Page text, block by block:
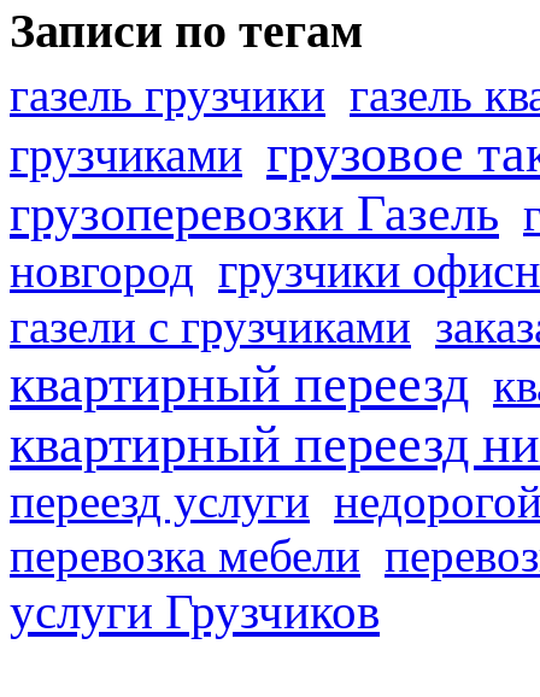
Записи по тегам
газель грузчики газель
грузчиками грузовое
грузоперевозки Газель
новгород грузчики
газели с грузчиками
квартирный переезд
квартирный переезд
переезд услуги
перевозка мебели
услуги Грузчиков